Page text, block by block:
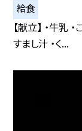
給食
【献立】 ・牛乳
すまし汁 ・く...